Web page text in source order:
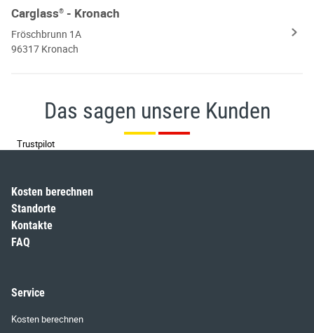
Carglass® - Kronach
Fröschbrunn 1A
96317 Kronach
Das sagen unsere Kunden
Trustpilot
Kosten berechnen
Standorte
Kontakte
FAQ
Service
Kosten berechnen